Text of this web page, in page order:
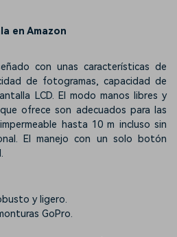
en Amazon
con unas características de
de fotogramas, capacidad de
LCD. El modo manos libres y
ofrece son adecuados para las
hasta 10 m incluso sin
El manejo con un solo botón
y ligero.
GoPro.